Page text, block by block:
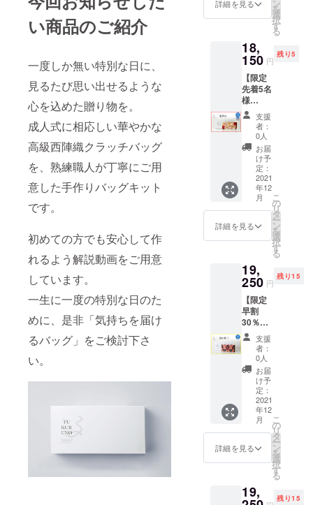
い商品のご紹介
一度しか無い特別な日に、
見るたび思い出せるような
心を込めた贈り物を。
成人式に相応しい華やかな
高級西陣織クラッチバッグ
を、熟練職人が丁寧にご用
意した手作りバッグキット
です。
初めての方でも安心して作
れるよう解説動画をご用意
しています。
一生に一度の特別な日のた
めに、是非「気持ちを届け
るバッグ」をご検討下さ
い。
円） ※
送料、
重さ：
地によ
る 納
期：12
月予定
※定価：
税込
22,000
円（税
20,000
円） ※
送料、
消費税
込み
りいた
しま
-----------
-----------
-----------
-----------
-----------
ズ：縦
11.5cm
×横約
23cm×
マチ約
5cm 重
さ：生
地によ
る 納
期：12
月予定
※定価：
税込
30,800
円（税
28,000
円） ※
送料、
消費税
込み
斜め格
約
11.5cm
×横約
23cm×
マチ約
5cm 重
さ：約
245g 素
材：
絹・
レーヨ
ン 納
期：12
月予定
※定価：
税込
27,500
円） ※
送料、
込み
詳細を見る ン
を
選
択
す
る
18,
150 円
残り5
【限定
先着5名
様
30％OF
F 8,250
円引き
→さら
に特割
1,000円
引き】
✓ 【特
割】Bタ
イプ／
Small／
菊華紋
約
11.5cm
×横約
23cm×
マチ約
5cm 重
さ：約
245g 素
材：
絹・
レーヨ
ン 納
期：12
月予定
※定価：
税込
27,500
円） ※
支援
者：
0人
お届
け予
定：
2021
年12
月
詳細を見る
こ
の
リ
タ
ー
ン
を
選
択
す
る
19,
250 円
残り15
【限定
早割
30％OF
F 8,250
円引
き】 ✓
Bタイプ
／Small
／斜め
格子 サ
イズ：
縦約
11.5cm
×横約
23cm×
さ：約
245g 素
支援
者：
0人
お届
け予
定：
2021
年12
月
詳細を見る
こ
の
リ
タ
ー
ン
を
選
択
す
る
19, 残り15